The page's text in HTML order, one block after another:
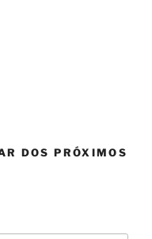
DOS PRÓXIMOS